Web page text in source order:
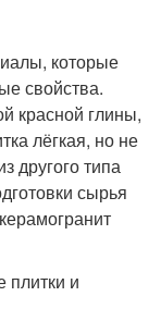
которые
свойства.
красной глины,
лёгкая, но не
другого типа
сырья
и